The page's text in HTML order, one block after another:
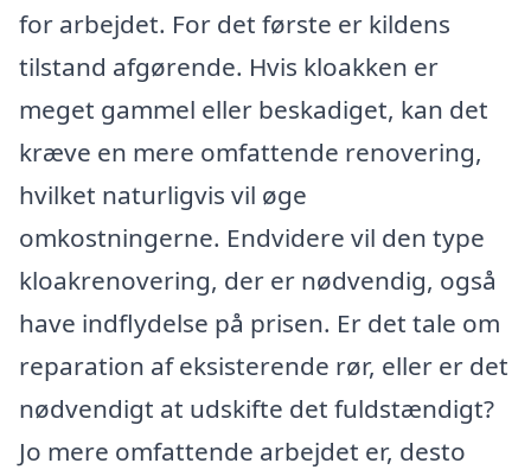
for arbejdet. For det første er kildens
tilstand afgørende. Hvis kloakken er
meget gammel eller beskadiget, kan det
kræve en mere omfattende renovering,
hvilket naturligvis vil øge
omkostningerne. Endvidere vil den type
kloakrenovering, der er nødvendig, også
have indflydelse på prisen. Er det tale om
reparation af eksisterende rør, eller er det
nødvendigt at udskifte det fuldstændigt?
Jo mere omfattende arbejdet er, desto